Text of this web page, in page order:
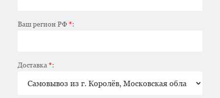
Ваш регион РФ*:
Доставка *: